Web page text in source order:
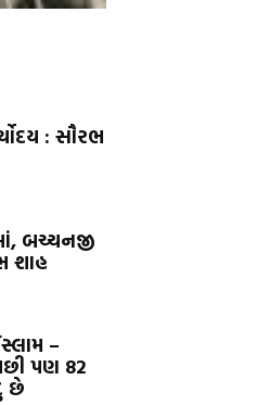
: સૌરભ
બચ્ચનજી
શાહ
–
પણ 82
છે